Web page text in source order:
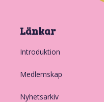
Länkar
Introduktion
Medlemskap
Nyhetsarkiv